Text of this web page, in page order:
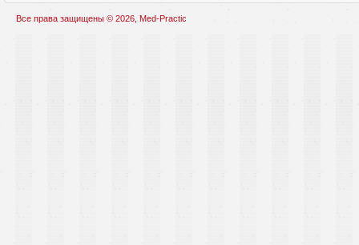
Все права защищены © 2026, Med-Practic